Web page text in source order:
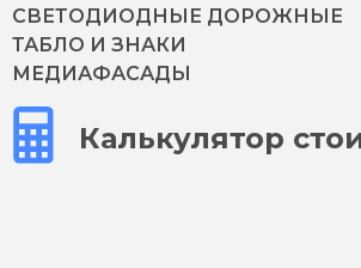
СВЕТОДИОДНЫЕ ДОРОЖНЫЕ
ТАБЛО И ЗНАКИ
МЕДИАФАСАДЫ
Калькулятор